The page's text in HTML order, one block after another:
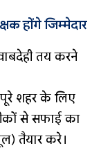
होंगे जिम्मेदार
तय करने
पूरे शहर के लिए
से सफाई का
तैयार करे।